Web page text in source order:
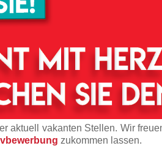
aktuell vakanten Stellen. Wir
zukommen lassen.